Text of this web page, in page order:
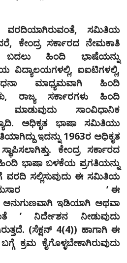
ವರದಿಯಾಗಿರುವಂತೆ, ಸಮಿತಿಯ
ಕೇಂದ್ರ ಸರ್ಕಾರದ ನೇಮಕಾತಿ
ಬದಲು ಹಿಂದಿ ಭಾಷೆಯನ್ನು
ವಿದ್ಯಾಲಯಗಳಲ್ಲಿ, ಐಐಟಿಗಳಲ್ಲಿ,
ಮಾಧ್ಯಮವಾಗಿ ಹಿಂದಿ
ರಾಜ್ಯ ಸರ್ಕಾರಗಳು ಹಿಂದಿ
ಮಾಡುವುದು ಸಾಂವಿಧಾನಿಕ
ಅಧಿಕೃತ ಭಾಷಾ ಸಮಿತಿಯು
ಇದನ್ನು 1963ರ ಅಧಿಕೃತ
ಕೇಂದ್ರ ಸರ್ಕಾರದ
ಭಾಷಾ ಬಳಕೆಯ ಪ್ರಗತಿಯನ್ನು
ವರದಿ ಸಲ್ಲಿಸುವುದು ಈ ಸಮಿತಿಯ
ಅನುಸಾರʼ ಈ
ಇಡಿಯಾಗಿ ಅಥವಾ
ʼನಿರ್ದೇಶನ ನೀಡುವುದು
(ಸೆಕ್ಷನ್‌ 4(4)) ಹಾಗಾಗಿ ಈ
ಕ್ರಮ ಕೈಗೊಳ್ಳಬೇಕಾಗಿರುವುದು